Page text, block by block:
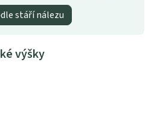
stáří nálezu
výšky